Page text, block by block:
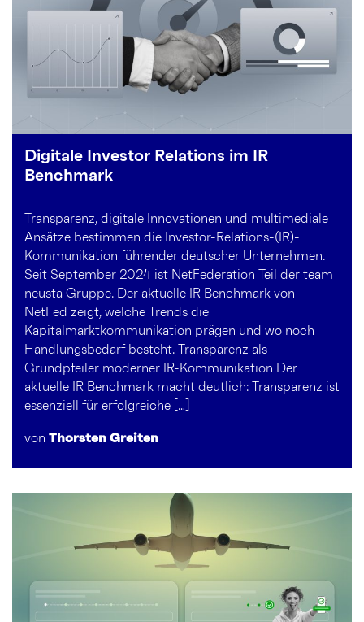
Digitale Investor Relations im IR
Benchmark
Transparenz, digitale Innovationen und multimediale
Ansätze bestimmen die Investor-Relations-(IR)-
Kommunikation führender deutscher Unternehmen.
Seit September 2024 ist NetFederation Teil der team
neusta Gruppe. Der aktuelle IR Benchmark von
NetFed zeigt, welche Trends die
Kapitalmarktkommunikation prägen und wo noch
Handlungsbedarf besteht. Transparenz als
Grundpfeiler moderner IR-Kommunikation Der
aktuelle IR Benchmark macht deutlich: Transparenz ist
essenziell für erfolgreiche […]
von Thorsten Greiten